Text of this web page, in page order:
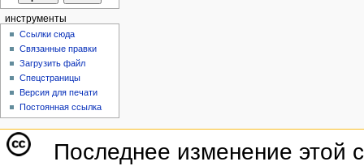
инструменты
Ссылки сюда
Связанные правки
Загрузить файл
Спецстраницы
Версия для печати
Постоянная ссылка
Последнее изменение этой